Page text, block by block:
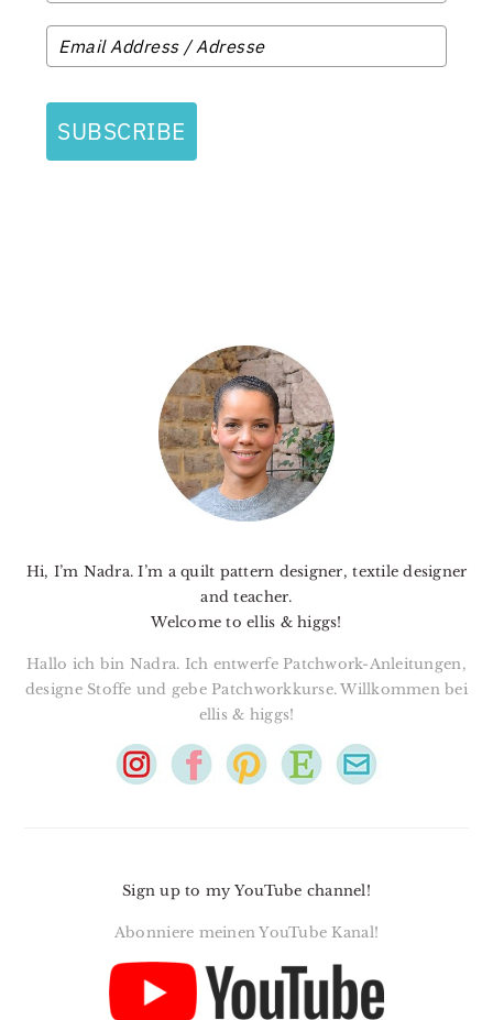
SUBSCRIBE
Hi, I’m Nadra. I’m a quilt pattern designer, textile designer
and teacher.
Welcome to ellis & higgs!
Hallo ich bin Nadra. Ich entwerfe Patchwork-Anleitungen,
designe Stoffe und gebe Patchworkkurse. Willkommen bei
ellis & higgs!
Sign up to my YouTube channel!
Abonniere meinen YouTube Kanal!